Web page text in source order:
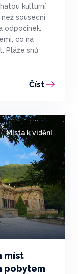
kulturní
sousední
odpočinek.
co na
Pláže snů
Číst
Místa k vidění
míst
pobytem